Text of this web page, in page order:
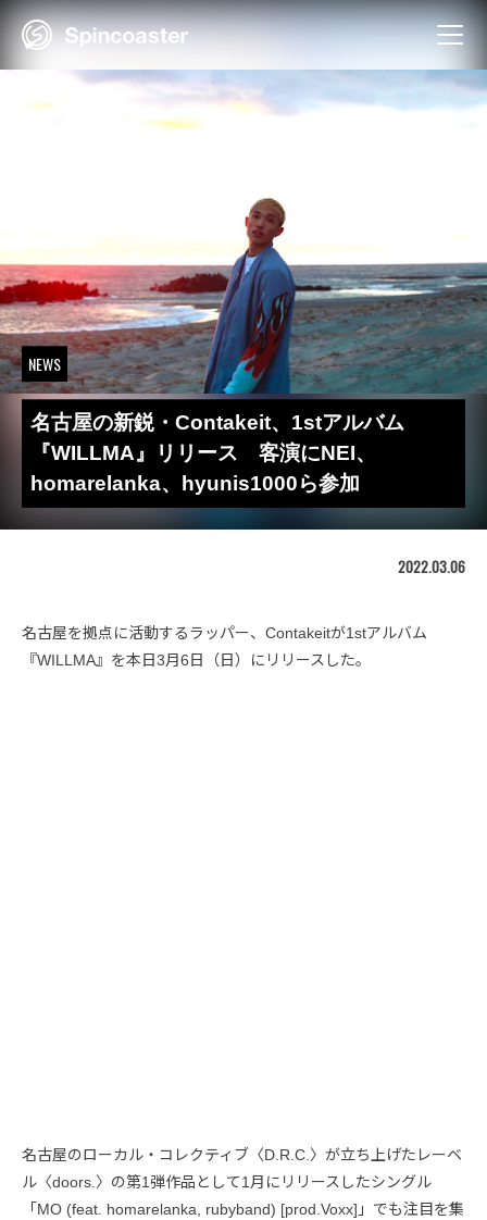
Skip
NEWS
名古屋の新鋭・Contakeit、1stアルバム
『WILLMA』リリース 客演にNEI、
homarelanka、hyunis1000ら参加
2022.03.06
名古屋を拠点に活動するラッパー、Contakeitが1stアルバム
『WILLMA』を本日3月6日（日）にリリースした。
名古屋のローカル・コレクティブ〈D.R.C.〉が立ち上げたレーベ
ル〈doors.〉の第1弾作品として1月にリリースしたシングル
「MO (feat. homarelanka, rubyband) [prod.Voxx]」でも注目を集